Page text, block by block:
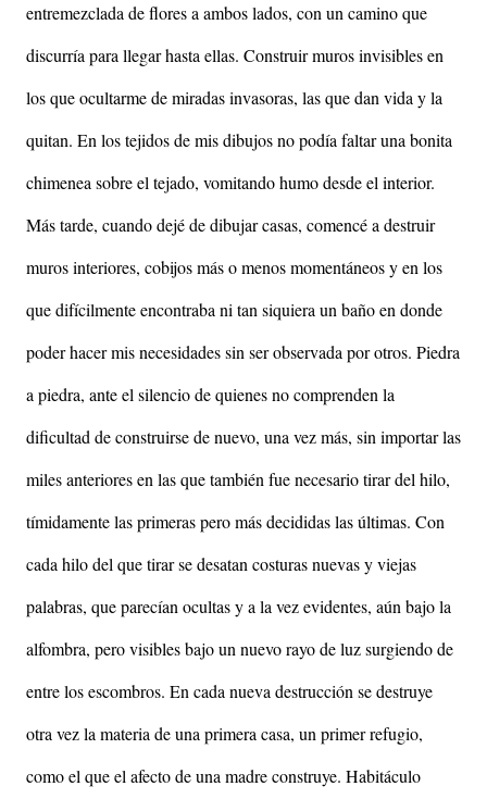
entremezclada de flores a ambos lados, con un camino que
discurría para llegar hasta ellas. Construir muros invisibles en
los que ocultarme de miradas invasoras, las que dan vida y la
quitan. En los tejidos de mis dibujos no podía faltar una bonita
chimenea sobre el tejado, vomitando humo desde el interior.
Más tarde, cuando dejé de dibujar casas, comencé a destruir
muros interiores, cobijos más o menos momentáneos y en los
que difícilmente encontraba ni tan siquiera un baño en donde
poder hacer mis necesidades sin ser observada por otros. Piedra
a piedra, ante el silencio de quienes no comprenden la
dificultad de construirse de nuevo, una vez más, sin importar las
miles anteriores en las que también fue necesario tirar del hilo,
tímidamente las primeras pero más decididas las últimas. Con
cada hilo del que tirar se desatan costuras nuevas y viejas
palabras, que parecían ocultas y a la vez evidentes, aún bajo la
alfombra, pero visibles bajo un nuevo rayo de luz surgiendo de
entre los escombros. En cada nueva destrucción se destruye
otra vez la materia de una primera casa, un primer refugio,
como el que el afecto de una madre construye. Habitáculo